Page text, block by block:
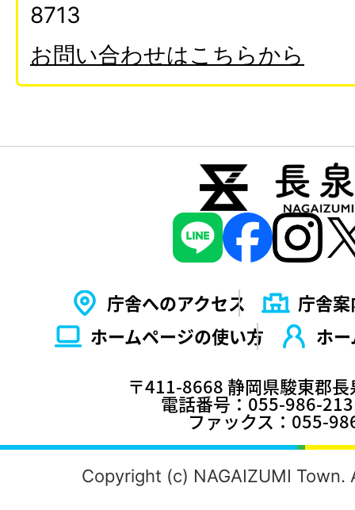
8713
お問い合わせはこちらから
庁舎へのアクセス
庁舎案
ホームページの使い⽅
ホ
〒411-8668 静岡県駿東郡
電話番号：055-986-
ファックス：055-
Copyright (c) NAGAIZUMI Town.